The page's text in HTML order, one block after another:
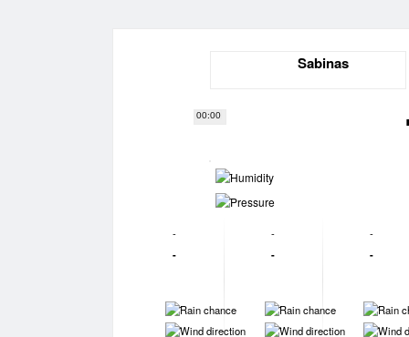
00:00
Sabinas
-
-
-
-
-
-
-
-
-
-
-
-
-
-